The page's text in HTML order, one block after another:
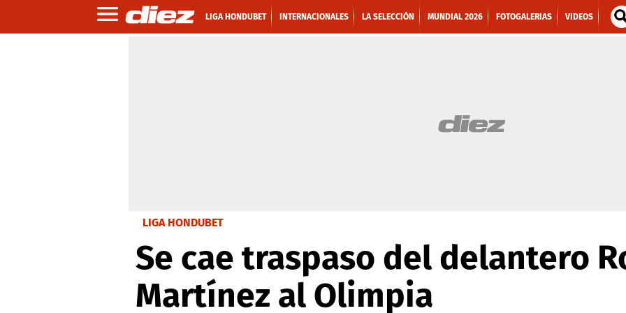
LIGA HONDUBET INTERNACIONALES LA SELECCIÓN MUNDIAL 2026 FOTOGALERIAS VIDEOS
LIGA HONDUBET
Se cae traspaso del delantero
Martínez al Olimpia